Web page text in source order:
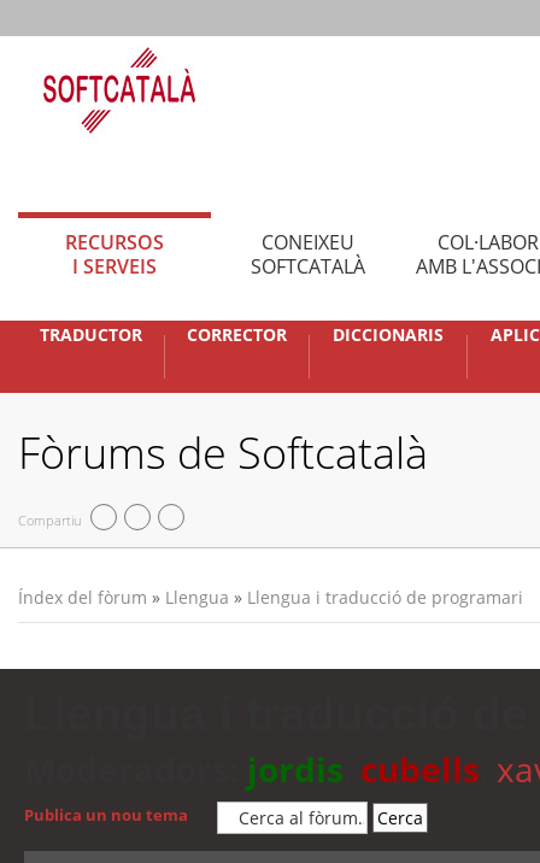
RECURSOS
I SERVEIS
CONEIXEU
SOFTCATALÀ
AMB
TRADUCTOR CORRECTOR DICCIONARIS
Fòrums de Softcatalà
Compartiu
Índex del fòrum » Llengua » Llengua i traducció de programari
jordis cubells
Publica un nou tema